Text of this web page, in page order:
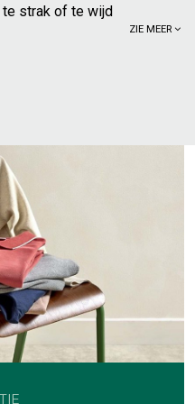
strak of te wijd
op de borst
te voorkomen
gecontroleerd wordt door
een gereglementeerd
dat van de ICS;
stof, om het krimpen
meer dan de wettelijke
chemische stoffen
ZIE MEER